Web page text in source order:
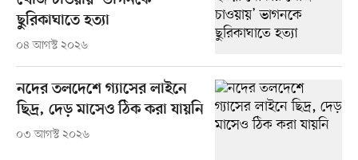
ছুরিকাঘাতে হত্যা
০৪ আগস্ট ২০২৬
নদের তলদেশে গ্যাসের লাইনে
ছিদ্র, দেড় মাসেও ঠিক করা যায়নি
০৩ আগস্ট ২০২৬